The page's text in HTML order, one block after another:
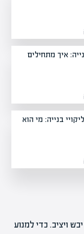
איך מתחילים
בנייה: מי הוא
ויציב. כדי למנוע